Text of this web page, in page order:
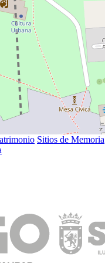
Sitios de Memoria